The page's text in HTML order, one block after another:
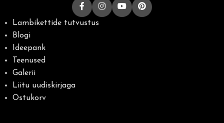
Lambikettide tutvustus
Blogi
Ideepank
Teenused
Galerii
Liitu uudiskirjaga
Ostukorv